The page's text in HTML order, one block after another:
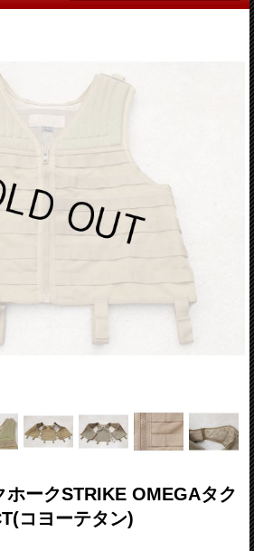
ホークSTRIKE OMEGAタク
コヨーテタン)